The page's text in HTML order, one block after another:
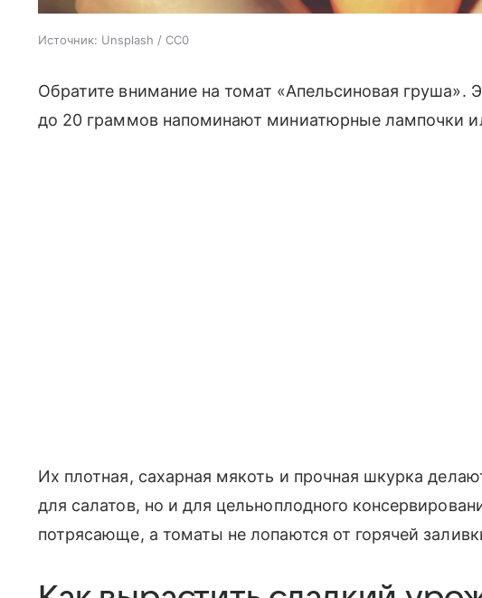
Источник: Unsplash / CC0
Обратите внимание на томат «Апельсиновая груша».
до 20 граммов напоминают миниатюрные лампочки
Их плотная, сахарная мякоть и прочная шкурка
для салатов, но и для цельноплодного
потрясающе, а томаты не лопаются от горячей